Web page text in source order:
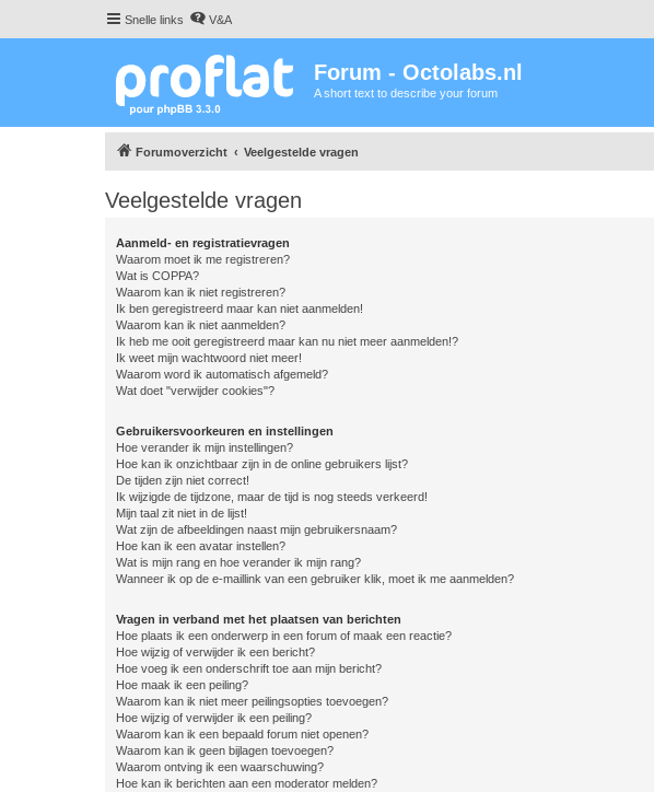
Snelle links V&A
Forum - Octolabs.nl
A short text to describe your forum
Forumoverzicht Veelgestelde vragen
Veelgestelde vragen
Aanmeld- en registratievragen
Waarom moet ik me registreren?
Wat is COPPA?
Waarom kan ik niet registreren?
Ik ben geregistreerd maar kan niet aanmelden!
Waarom kan ik niet aanmelden?
Ik heb me ooit geregistreerd maar kan nu niet meer aanmelden!?
Ik weet mijn wachtwoord niet meer!
Waarom word ik automatisch afgemeld?
Wat doet "verwijder cookies"?
Gebruikersvoorkeuren en instellingen
Hoe verander ik mijn instellingen?
Hoe kan ik onzichtbaar zijn in de online gebruikers lijst?
De tijden zijn niet correct!
Ik wijzigde de tijdzone, maar de tijd is nog steeds verkeerd!
Mijn taal zit niet in de lijst!
Wat zijn de afbeeldingen naast mijn gebruikersnaam?
Hoe kan ik een avatar instellen?
Wat is mijn rang en hoe verander ik mijn rang?
Wanneer ik op de e-maillink van een gebruiker klik, moet ik me aanmelden?
Vragen in verband met het plaatsen van berichten
Hoe plaats ik een onderwerp in een forum of maak een reactie?
Hoe wijzig of verwijder ik een bericht?
Hoe voeg ik een onderschrift toe aan mijn bericht?
Hoe maak ik een peiling?
Waarom kan ik niet meer peilingsopties toevoegen?
Hoe wijzig of verwijder ik een peiling?
Waarom kan ik een bepaald forum niet openen?
Waarom kan ik geen bijlagen toevoegen?
Waarom ontving ik een waarschuwing?
Hoe kan ik berichten aan een moderator melden?